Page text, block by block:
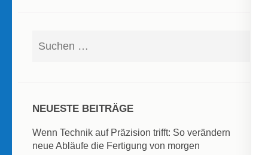
NEUESTE BEITRÄGE
Wenn Technik auf Präzision trifft: So verändern
neue Abläufe die Fertigung von morgen